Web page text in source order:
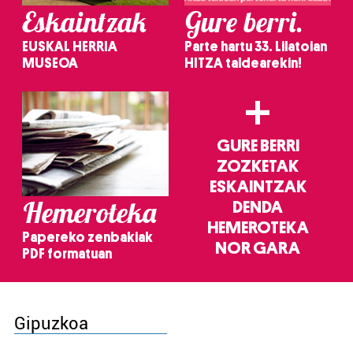
Eskaintzak
EUSKAL HERRIA
MUSEOA
Gure berri.
Parte hartu 33. Lilatoian
HITZA taldearekin!
Hemeroteka
Papereko zenbakiak
PDF formatuan
+
GURE BERRI
ZOZKETAK
ESKAINTZAK
DENDA
HEMEROTEKA
NOR GARA
Gipuzkoa